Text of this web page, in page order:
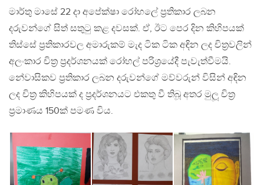
මාර්තු මාසේ 22 දා අපේක්ෂා රෝහලේ ප‍්‍රතිකාර ලබන
දරුවන්ගේ සිත් සතුටු කළ දවසක්. ඒ, ඊට පෙර දින කිහිපයක්
තිස්සේ ප‍්‍රතිකාරවල අමාරුකම් මැද ටික ටික අඳින ලද චිත‍්‍රවලින්
අලංකාර චිත‍්‍ර ප‍්‍රදර්ශනයක් රෝහල් පරිශ‍්‍රයේදී පැවැත්වීමයි.
නේවාසිකව ප‍්‍රතිකාර ලබන දරුවන්ගේ මව්වරුන් විසින් අඳින
ලද චිත‍්‍ර කිහිපයක් ද ප‍්‍රදර්ශනයට එකතු වී තිබූ අතර මුලූ චිත‍්‍ර
ප‍්‍රමාණය 150ක් පමණ විය.